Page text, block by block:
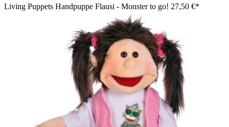
Living Puppets Handpuppe Flausi - Monster to go! 27,50 €*